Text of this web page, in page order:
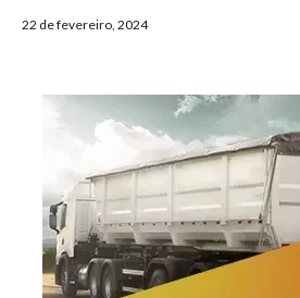
22 de fevereiro, 2024